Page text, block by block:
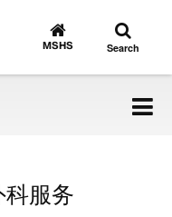
Go
to
MSHS
Toggle
search
Search
服务